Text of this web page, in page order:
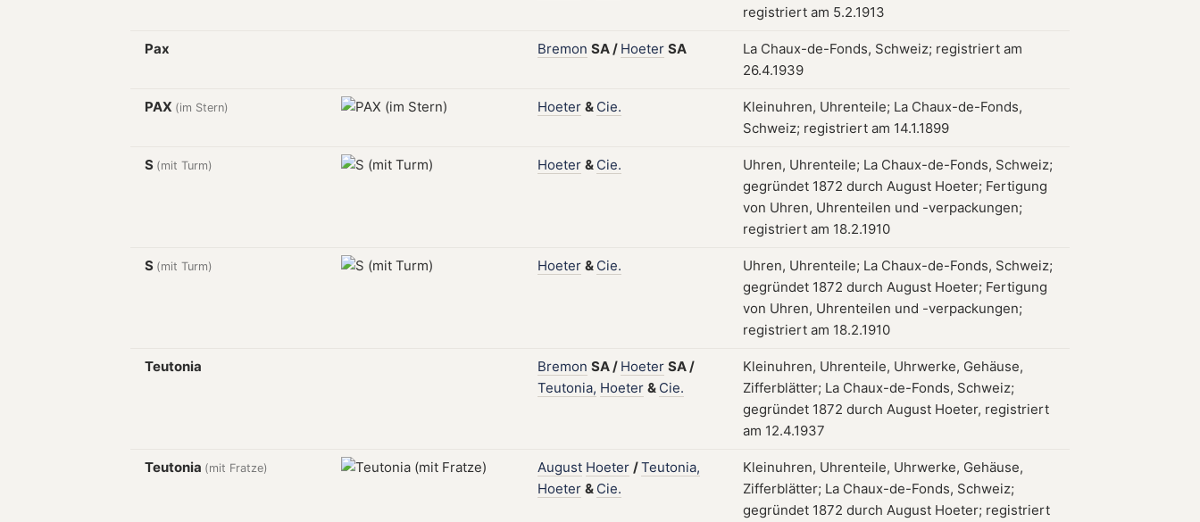
registriert am 5.2.1913
Pax Bremon SA/ Hoeter SA
La Chaux-de-Fonds, Schweiz; registriert am
26.4.1939
PAX (im Stern) Hoeter & Cie.
Kleinuhren, Uhrenteile; La Chaux-de-Fonds,
Schweiz; registriert am 14.1.1899
S (mit Turm) Hoeter & Cie.
Uhren, Uhrenteile; La Chaux-de-Fonds, Schweiz;
gegründet 1872 durch August Hoeter; Fertigung
von Uhren, Uhrenteilen und -verpackungen;
registriert am 18.2.1910
S (mit Turm) Hoeter & Cie.
Uhren, Uhrenteile; La Chaux-de-Fonds, Schweiz;
gegründet 1872 durch August Hoeter; Fertigung
von Uhren, Uhrenteilen und -verpackungen;
registriert am 18.2.1910
Teutonia Bremon SA/ Hoeter SA/
Teutonia, Hoeter & Cie.
Kleinuhren, Uhrenteile, Uhrwerke, Gehäuse,
Zifferblätter; La Chaux-de-Fonds, Schweiz;
gegründet 1872 durch August Hoeter, registriert
am 12.4.1937
Teutonia (mit Fratze) August Hoeter /Teutonia,
Hoeter & Cie.
Kleinuhren, Uhrenteile, Uhrwerke, Gehäuse,
Zifferblätter; La Chaux-de-Fonds, Schweiz;
gegründet 1872 durch August Hoeter; registriert